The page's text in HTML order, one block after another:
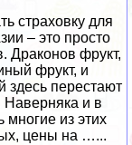
страховку для
– это просто
Драконов фрукт,
фрукт, и
здесь перестают
Наверняка и в
многие из этих
цены на …...